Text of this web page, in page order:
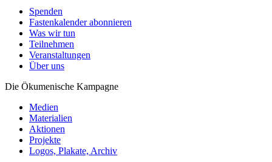
Spenden
Fastenkalender abonnieren
Was wir tun
Teilnehmen
Veranstaltungen
Über uns
Die Ökumenische Kampagne
Medien
Materialien
Aktionen
Projekte
Logos, Plakate, Archiv